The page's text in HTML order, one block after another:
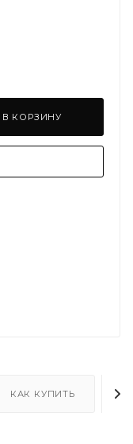
В КОРЗИНУ
КАК КУПИТЬ